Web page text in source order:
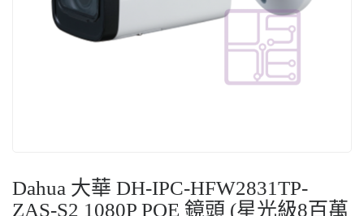
Dahua 大華 DH-IPC-HFW2831TP-
ZAS-S2 1080P POE 鏡頭 (星光級8百萬